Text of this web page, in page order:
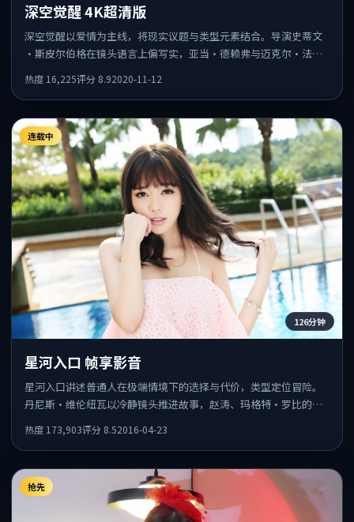
深空觉醒 4K超清版
深空觉醒以爱情为主线，将现实议题与类型元素结合。导演史蒂文
·斯皮尔伯格在镜头语言上偏写实，亚当·德赖弗与迈克尔·法斯
热度 16,225评分 8.92020-11-12
连载中
126分钟
星河入口 帧享影音
星河入口讲述普通人在极端情境下的选择与代价，类型定位冒险。
丹尼斯·维伦纽瓦以冷静镜头推进故事，赵涛、玛格特·罗比的表
热度 173,903评分 8.52016-04-23
抢先